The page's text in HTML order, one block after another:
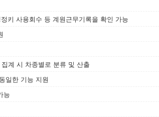
키 사용회수 등 계원근무기록을 확인 가능
계 시 차종별로 분류 및 산출
일한 기능 지원
능